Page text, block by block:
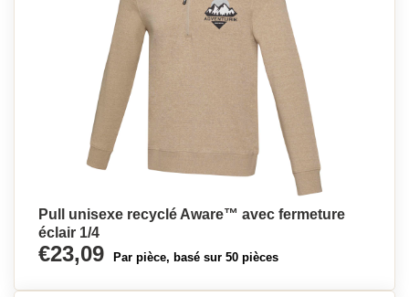
Pull unisexe recyclé Aware™ avec fermeture
éclair 1/4
€23,09 Par pièce, basé sur 50 pièces